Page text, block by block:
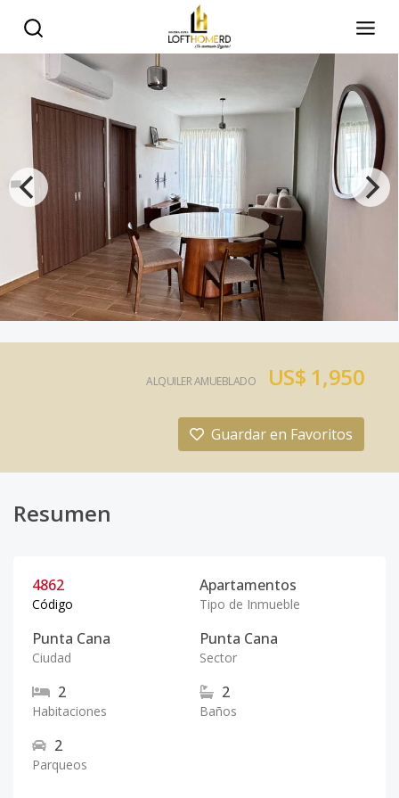
ALQUILER AMUEBLADO US$ 1,950
Guardar en Favoritos
Resumen
4862
Código
Apartamentos
Tipo de Inmueble
Punta Cana
Ciudad
Punta Cana
Sector
2
Habitaciones
2
Baños
2
Parqueos